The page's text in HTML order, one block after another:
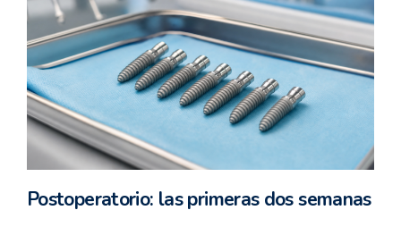
Postoperatorio: las primeras dos semanas